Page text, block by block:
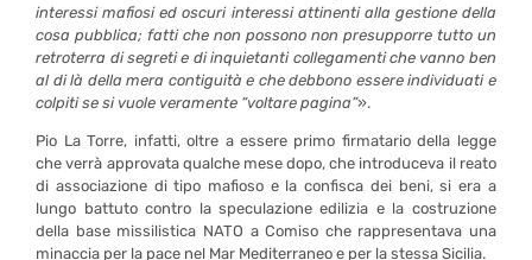
interessi mafiosi ed oscuri interessi attinenti alla gestione della
cosa pubblica; fatti che non possono non presupporre tutto un
retroterra di segreti e di inquietanti collegamenti che vanno ben
al di là della mera contiguità e che debbono essere individuati e
colpiti se si vuole veramente “voltare pagina”».
Pio La Torre, infatti, oltre a essere primo firmatario della legge
che verrà approvata qualche mese dopo, che introduceva il reato
di associazione di tipo mafioso e la confisca dei beni, si era a
lungo battuto contro la speculazione edilizia e la costruzione
della base missilistica NATO a Comiso che rappresentava una
minaccia per la pace nel Mar Mediterraneo e per la stessa Sicilia.